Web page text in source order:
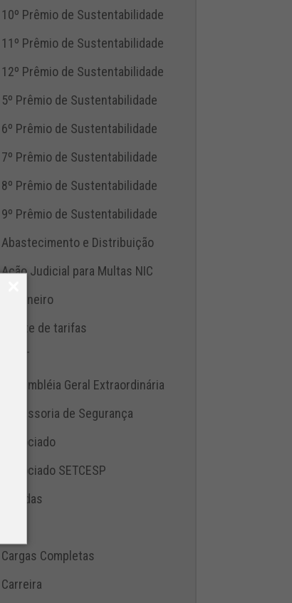
10º Prêmio de Sustentabilidade
11º Prêmio de Sustentabilidade
12º Prêmio de Sustentabilidade
5º Prêmio de Sustentabilidade
6º Prêmio de Sustentabilidade
7º Prêmio de Sustentabilidade
8º Prêmio de Sustentabilidade
9º Prêmio de Sustentabilidade
Abastecimento e Distribuição
Ação Judicial para Multas NIC
Aduaneiro
Ajuste de tarifas
ANTT
Assembléia Geral Extraordinária
Assessoria de Segurança
Associado
Associado SETCESP
Bebidas
Cargas Completas
Carreira